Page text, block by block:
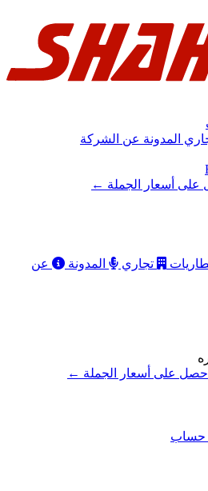
المدونة عن الشركة
على أسعار الجملة ←
تجاري المدونة
عن
احصل على أسعار الجملة ←
حساب